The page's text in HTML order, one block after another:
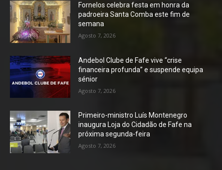
Fornelos celebra festa em honra da
padroeira Santa Comba este fim de
semana
Agosto 7, 2026
Andebol Clube de Fafe vive “crise
financeira profunda” e suspende equipa
sénior
Agosto 7, 2026
Primeiro-ministro Luís Montenegro
inaugura Loja do Cidadão de Fafe na
próxima segunda-feira
Agosto 7, 2026